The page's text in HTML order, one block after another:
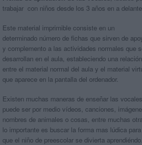
trabajar con niños desde los 3 años en a delante.
Este material imprimible consiste en un
determinado número de fichas que sirven de
y complemento a las actividades normales que
desarrollan en el aula, estableciendo una relación
entre el material normal del aula y el material
que aparece en la pantalla del ordenador.
Existen muchas maneras de enseñar las
puede ser por medio vídeos, canciones,
nombres de animales o cosas, entre muchas
lo importante es buscar la forma mas lúdica para
que el niño de preescolar se divierta aprendiéndo.